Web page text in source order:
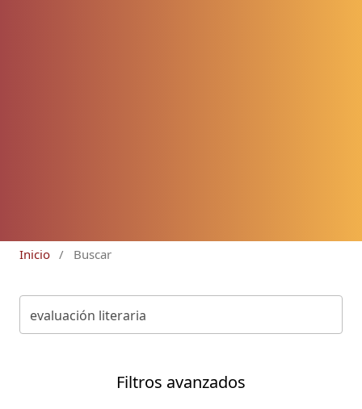
Inicio / Buscar
Filtros avanzados